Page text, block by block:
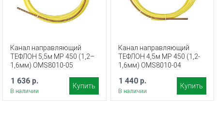
Канал направляющий
ТЕФЛОН 5,5м MP 450 (1,2–
1,6мм) OMS8010-05
1 636 р.
В наличии
Купить
Канал направляющий
ТЕФЛОН 4,5м MP 450 (1,2-
1,6мм) OMS8010-04
1 440 р.
В наличии
Купить